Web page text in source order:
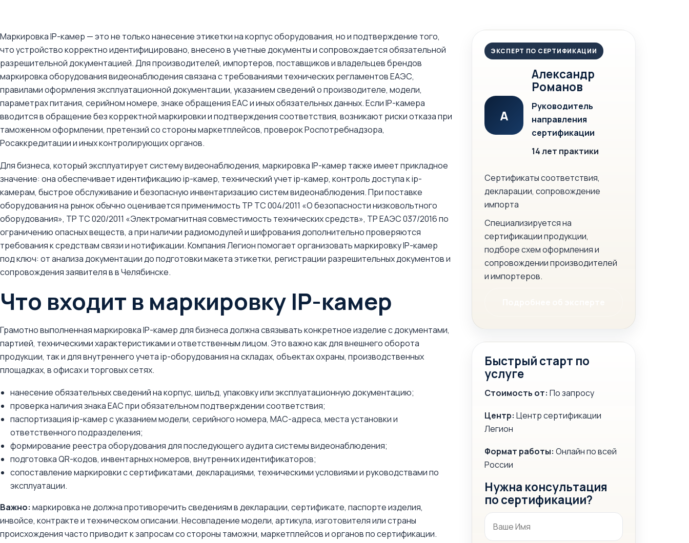
Маркировка IP-камер — это не только нанесение этикетки на корпус оборудования, но и подтверждение того,
что устройство корректно идентифицировано, внесено в учетные документы и сопровождается обязательной
разрешительной документацией. Для производителей, импортеров, поставщиков и владельцев брендов
маркировка оборудования видеонаблюдения связана с требованиями технических регламентов ЕАЭС,
правилами оформления эксплуатационной документации, указанием сведений о производителе, модели,
параметрах питания, серийном номере, знаке обращения ЕАС и иных обязательных данных. Если IP-камера
вводится в обращение без корректной маркировки и подтверждения соответствия, возникают риски отказа при
таможенном оформлении, претензий со стороны маркетплейсов, проверок Роспотребнадзора,
Росаккредитации и иных контролирующих органов.
Для бизнеса, который эксплуатирует систему видеонаблюдения, маркировка IP-камер также имеет прикладное
значение: она обеспечивает идентификацию ip-камер, технический учет ip-камер, контроль доступа к ip-
камерам, быстрое обслуживание и безопасную инвентаризацию систем видеонаблюдения. При поставке
оборудования на рынок обычно оценивается применимость ТР ТС 004/2011 «О безопасности низковольтного
оборудования», ТР ТС 020/2011 «Электромагнитная совместимость технических средств», ТР ЕАЭС 037/2016 по
ограничению опасных веществ, а при наличии радиомодулей и шифрования дополнительно проверяются
требования к средствам связи и нотификации. Компания Легион помогает организовать маркировку IP-камер
под ключ: от анализа документации до подготовки макета этикетки, регистрации разрешительных документов и
сопровождения заявителя в в Челябинске.
Что входит в маркировку IP-камер
Грамотно выполненная маркировка IP-камер для бизнеса должна связывать конкретное изделие с документами,
партией, техническими характеристиками и ответственным лицом. Это важно как для внешнего оборота
продукции, так и для внутреннего учета ip-оборудования на складах, объектах охраны, производственных
площадках, в офисах и торговых сетях.
нанесение обязательных сведений на корпус, шильд, упаковку или эксплуатационную документацию;
проверка наличия знака ЕАС при обязательном подтверждении соответствия;
паспортизация ip-камер с указанием модели, серийного номера, MAC-адреса, места установки и
ответственного подразделения;
формирование реестра оборудования для последующего аудита системы видеонаблюдения;
подготовка QR-кодов, инвентарных номеров, внутренних идентификаторов;
сопоставление маркировки с сертификатами, декларациями, техническими условиями и руководствами по
эксплуатации.
Важно: маркировка не должна противоречить сведениям в декларации, сертификате, паспорте изделия,
инвойсе, контракте и техническом описании. Несовпадение модели, артикула, изготовителя или страны
происхождения часто приводит к запросам со стороны таможни, маркетплейсов и органов по сертификации.
ЭКСПЕРТ ПО СЕРТИФИКАЦИИ
А
Александр
Романов
Руководитель
направления
сертификации
14 лет практики
Сертификаты соответствия,
декларации, сопровождение
импорта
Специализируется на
сертификации продукции,
подборе схем оформления и
сопровождении производителей
и импортеров.
Быстрый старт по
услуге
Стоимость от: По запросу
Центр: Центр сертификации
Легион
Формат работы: Онлайн по всей
России
Нужна консультация
по сертификации?